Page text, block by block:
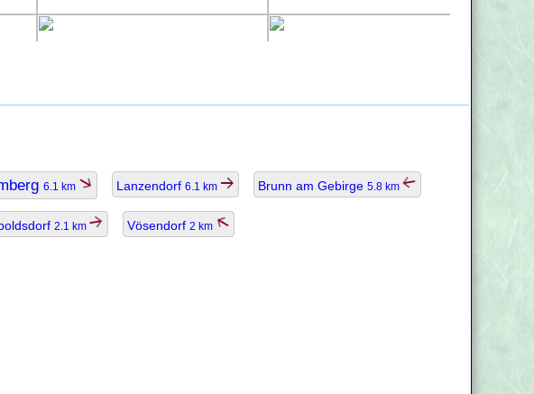
6.1 km Lanzendorf 6.1 km Brunn am Gebirge 5.8 km
2.1 km Vösendorf 2 km